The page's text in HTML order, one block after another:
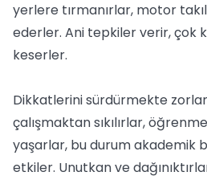
yerlere tırmanırlar, motor
ederler. Ani tepkiler verir, çok
keserler.
Dikkatlerini sürdürmekte
çalışmaktan sıkılırlar,
yaşarlar, bu durum akademik
etkiler. Unutkan ve